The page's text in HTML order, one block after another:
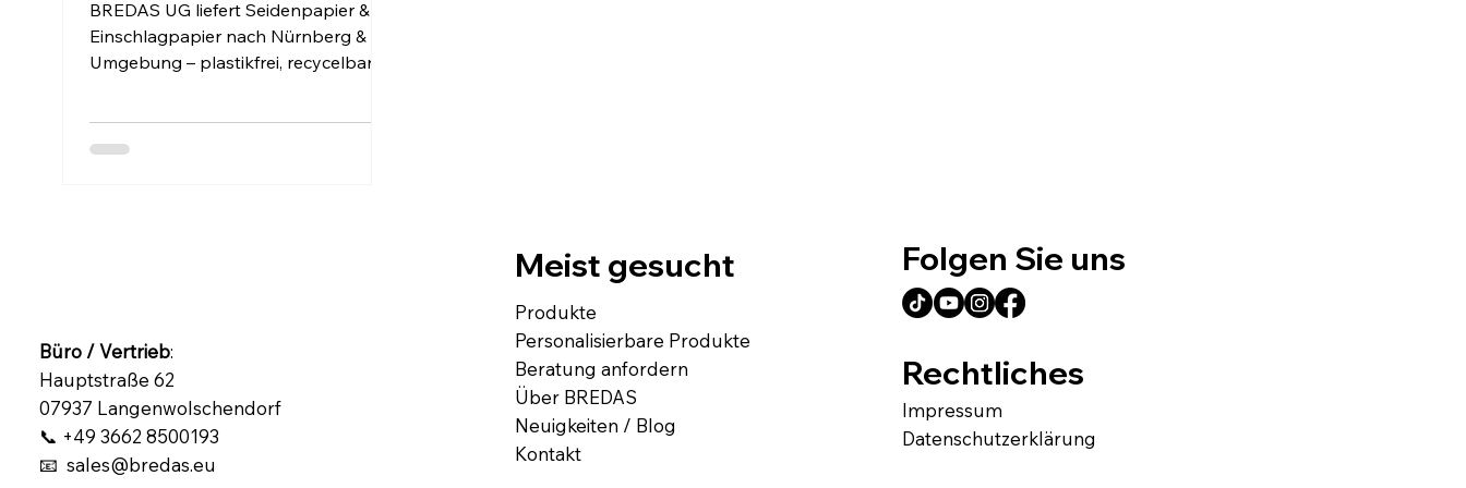
Stil & Verantwortung
BREDAS UG liefert Seidenpapier &
Einschlagpapier nach Nürnberg &
Umgebung – plastikfrei, recycelbar &
Meist gesucht
Produkte
Personalisierbare Produkte
Beratung anfordern
Über BREDAS
Neuigkeiten / Blog
Kontakt
Folgen Sie uns
Büro / Vertrieb:
Hauptstraße 62
07937 Langenwolschendorf
📞 +49 3662 8500193
📧 sales@bredas.eu
Rechtliches
Impressum
Datenschutzerklärung